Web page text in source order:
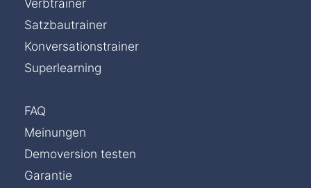
Verbtrainer
Satzbautrainer
Konversationstrainer
Superlearning
FAQ
Meinungen
Demoversion testen
Garantie